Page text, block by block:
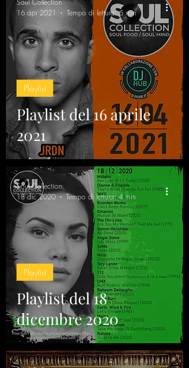
Playlist del 16 aprile
2021
Playlist
Soul Collection
16 apr 2021
Tempo di lettura: 5 min
Playlist del 18
dicembre 2020
Playlist
Soul Collection
18 dic 2020
Tempo di lettura: 4 min